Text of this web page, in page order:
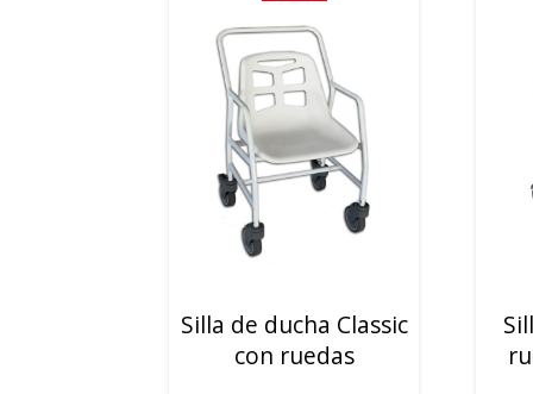
Silla de ducha Classic
con ruedas